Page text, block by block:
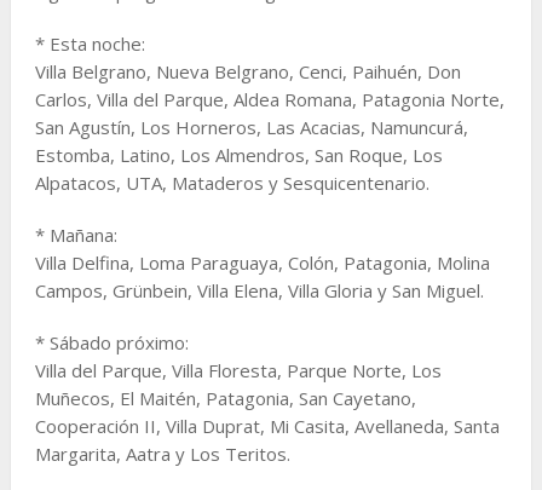
* Esta noche:
Villa Belgrano, Nueva Belgrano, Cenci, Paihuén, Don
Carlos, Villa del Parque, Aldea Romana, Patagonia Norte,
San Agustín, Los Horneros, Las Acacias, Namuncurá,
Estomba, Latino, Los Almendros, San Roque, Los
Alpatacos, UTA, Mataderos y Sesquicentenario.
* Mañana:
Villa Delfina, Loma Paraguaya, Colón, Patagonia, Molina
Campos, Grünbein, Villa Elena, Villa Gloria y San Miguel.
* Sábado próximo:
Villa del Parque, Villa Floresta, Parque Norte, Los
Muñecos, El Maitén, Patagonia, San Cayetano,
Cooperación II, Villa Duprat, Mi Casita, Avellaneda, Santa
Margarita, Aatra y Los Teritos.